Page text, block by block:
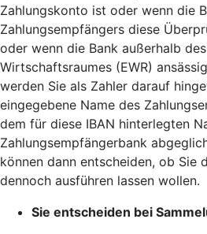
Zahlungskonto ist oder wenn die
Zahlungsempfängers diese
oder wenn die Bank außerhalb
Wirtschaftsraumes (EWR)
werden Sie als Zahler darauf
eingegebene Name des
dem für diese IBAN hinterlegten
Zahlungsempfängerbank
können dann entscheiden, ob Sie
dennoch ausführen lassen wollen.
Sie entscheiden bei